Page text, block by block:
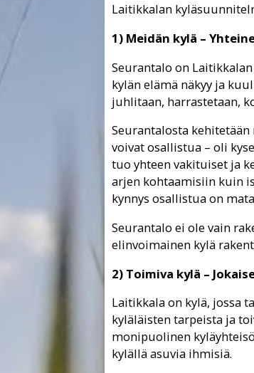
Laitikkalan
1) Meidän kylä –
Seurantalo on
kylän elämä näkyy ja
juhlitaan, harrastetaan,
Seurantalosta
voivat osallistua – oli
tuo yhteen vakituiset ja
arjen kohtaamisiin kuin
kynnys osallistua on
Seurantalo ei ole vain
elinvoimainen kylä
2) Toimiva kylä –
Laitikkala on kylä, jossa
kyläläisten tarpeista ja
monipuolinen
kylällä asuvia ihmisiä.